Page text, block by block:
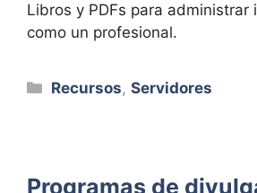
Libros y PDFs para administrar
como un profesional.
Categorías
Recursos,Servidores
Programas de